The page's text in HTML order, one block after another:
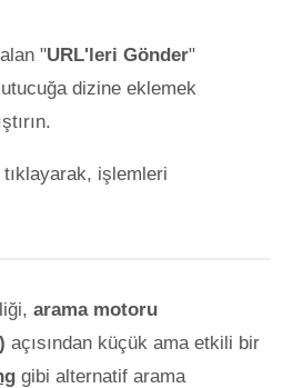
"URL'leri Gönder"
dizine eklemek
tıklayarak, işlemleri
arama motoru
açısından küçük ama etkili bir
gibi alternatif arama